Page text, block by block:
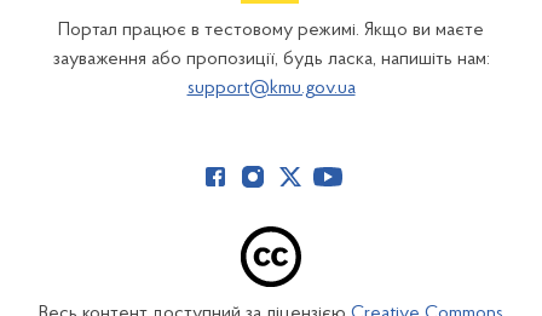
Портал працює в тестовому режимі. Якщо ви маєте
зауваження або пропозиції, будь ласка, напишіть нам:
support@kmu.gov.ua